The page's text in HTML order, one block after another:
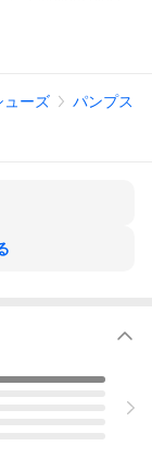
ューズ パンプス